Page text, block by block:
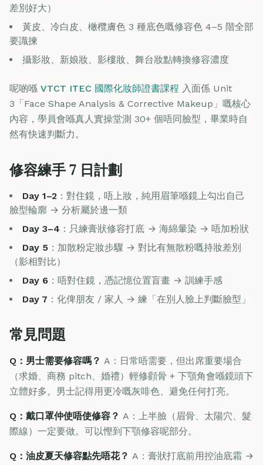
差別好大）
黃皮、冷白皮、橄欖膚色 3 種底色嘅修容色 4–5 階全部
要識揀
攝影妝、新娘妝、影樓妝、舞台妝點轉換修容濃度
呢啲喺 VTCT ITEC 國際化妝師證書課程 入面係 Unit
3「Face Shape Analysis & Corrective Makeup」嘅核心
內容，學員會喺真人實操堂測 30+ 個唔同臉型，畢業時自
然有快速判斷力。
修容練手 7 日計劃
Day 1–2 ：對住鏡，唔上妝，純用眉筆喺鏡上勾出自己
臉型輪廓 → 分析屬於邊一類
Day 3–4 ：只練膏狀修容打底 → 海綿暈染 → 唔加粉狀
Day 5 ：加散粉定妝步驟 → 對比有無散粉嘅持妝差別
（影相對比）
Day 6 ：唔對住鏡，憑記憶位置盲畫 → 訓練手感
Day 7 ：化俾朋友 / 家人 → 練「在別人臉上判斷臉型」
常見問題
Q：男士需要修容嗎？ A：日常唔需要，但出席重要場合
（求婚、商務 pitch、婚禮）輕修顴骨 + 下顎角會喺鏡頭下
立體好多。男士記得用更冷嘅灰啡色、避免任何打亮。
Q：戴口罩仲使唔使修容？ A：上半臉（眉骨、太陽穴、髮
際線）一定要做。可以慳到下顎修容呢部分。
Q：油皮夏天修容點先唔花？ A：膏狀打底前用控油底霜 →